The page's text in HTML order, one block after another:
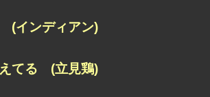
(インディアン)
てる (立見鶏)